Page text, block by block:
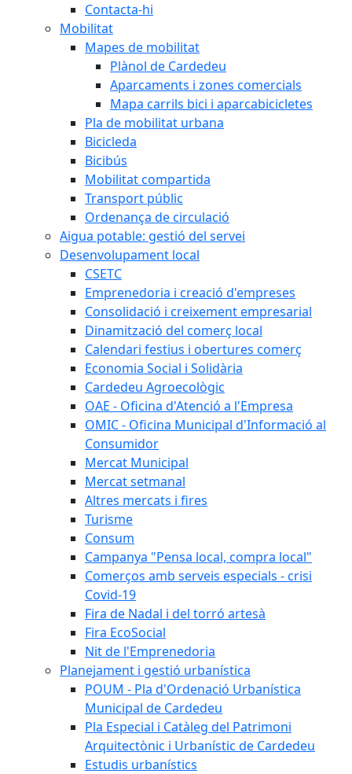
Contacta-hi
Mobilitat
Mapes de mobilitat
Plànol de Cardedeu
Aparcaments i zones comercials
Mapa carrils bici i aparcabicicletes
Pla de mobilitat urbana
Bicicleda
Bicibús
Mobilitat compartida
Transport públic
Ordenança de circulació
Aigua potable: gestió del servei
Desenvolupament local
CSETC
Emprenedoria i creació d'empreses
Consolidació i creixement empresarial
Dinamització del comerç local
Calendari festius i obertures comerç
Economia Social i Solidària
Cardedeu Agroecològic
OAE - Oficina d'Atenció a l'Empresa
OMIC - Oficina Municipal d'Informació al
Consumidor
Mercat Municipal
Mercat setmanal
Altres mercats i fires
Turisme
Consum
Campanya "Pensa local, compra local"
Comerços amb serveis especials - crisi
Covid-19
Fira de Nadal i del torró artesà
Fira EcoSocial
Nit de l'Emprenedoria
Planejament i gestió urbanística
POUM - Pla d'Ordenació Urbanística
Municipal de Cardedeu
Pla Especial i Catàleg del Patrimoni
Arquitectònic i Urbanístic de Cardedeu
Estudis urbanístics